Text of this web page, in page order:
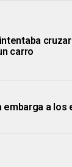
carro
embarga a los